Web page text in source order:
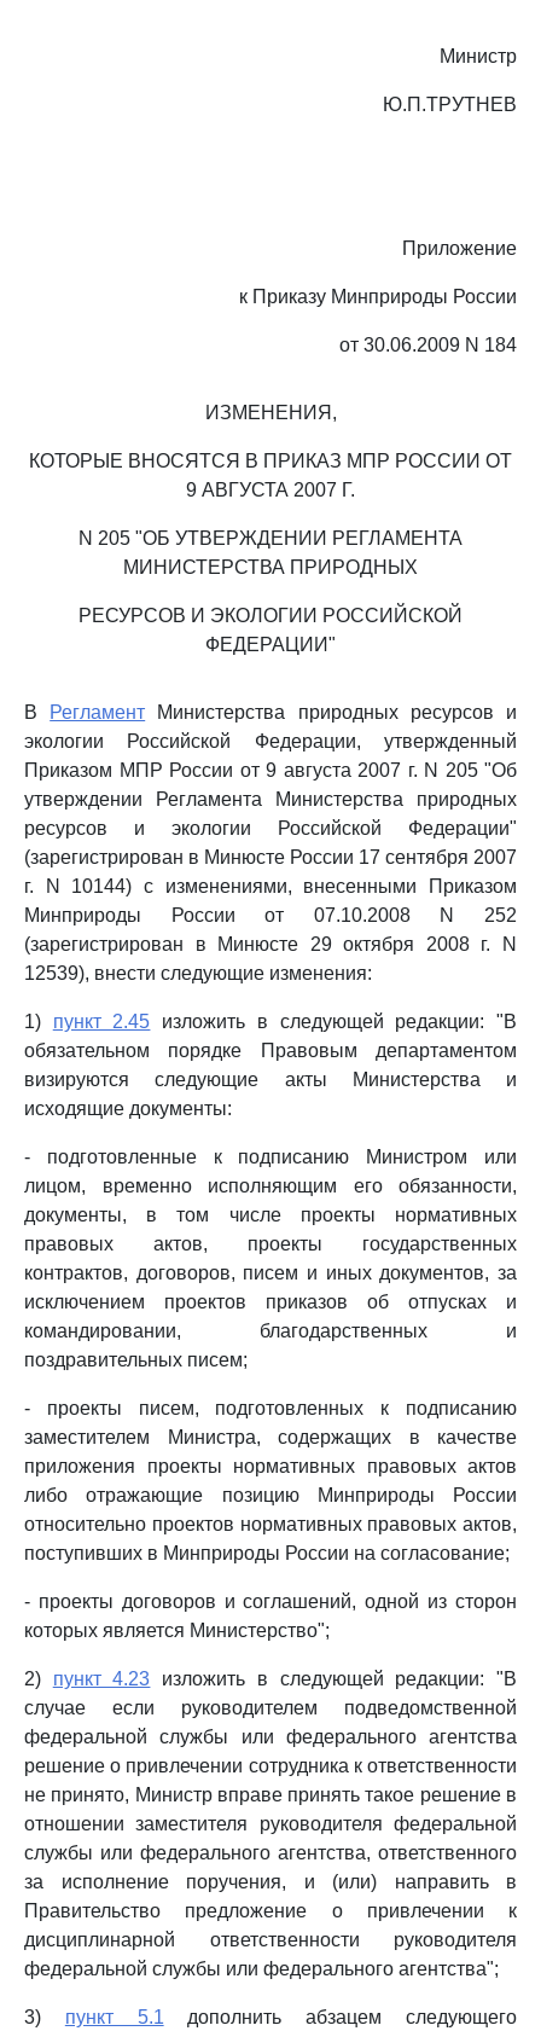
Министр
Ю.П.ТРУТНЕВ
Приложение
к Приказу Минприроды России
от 30.06.2009 N 184
ИЗМЕНЕНИЯ,
КОТОРЫЕ ВНОСЯТСЯ В ПРИКАЗ МПР РОССИИ ОТ
9 АВГУСТА 2007 Г.
N 205 "ОБ УТВЕРЖДЕНИИ РЕГЛАМЕНТА
МИНИСТЕРСТВА ПРИРОДНЫХ
РЕСУРСОВ И ЭКОЛОГИИ РОССИЙСКОЙ
ФЕДЕРАЦИИ"
В Регламент Министерства природных ресурсов и
экологии Российской Федерации, утвержденный
Приказом МПР России от 9 августа 2007 г. N 205 "Об
утверждении Регламента Министерства природных
ресурсов и экологии Российской Федерации"
(зарегистрирован в Минюсте России 17 сентября 2007
г. N 10144) с изменениями, внесенными Приказом
Минприроды России от 07.10.2008 N 252
(зарегистрирован в Минюсте 29 октября 2008 г. N
12539), внести следующие изменения:
1) пункт 2.45 изложить в следующей редакции: "В
обязательном порядке Правовым департаментом
визируются следующие акты Министерства и
исходящие документы:
- подготовленные к подписанию Министром или
лицом, временно исполняющим его обязанности,
документы, в том числе проекты нормативных
правовых актов, проекты государственных
контрактов, договоров, писем и иных документов, за
исключением проектов приказов об отпусках и
командировании, благодарственных и
поздравительных писем;
- проекты писем, подготовленных к подписанию
заместителем Министра, содержащих в качестве
приложения проекты нормативных правовых актов
либо отражающие позицию Минприроды России
относительно проектов нормативных правовых актов,
поступивших в Минприроды России на согласование;
- проекты договоров и соглашений, одной из сторон
которых является Министерство";
2) пункт 4.23 изложить в следующей редакции: "В
случае если руководителем подведомственной
федеральной службы или федерального агентства
решение о привлечении сотрудника к ответственности
не принято, Министр вправе принять такое решение в
отношении заместителя руководителя федеральной
службы или федерального агентства, ответственного
за исполнение поручения, и (или) направить в
Правительство предложение о привлечении к
дисциплинарной ответственности руководителя
федеральной службы или федерального агентства";
3) пункт 5.1 дополнить абзацем следующего